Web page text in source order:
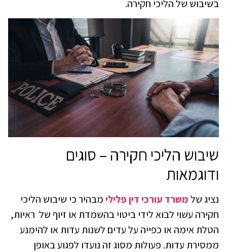
בשיבוש של הליכי חקירה.
שיבוש הליכי חקירה – סוגים
ודוגמאות
נציג שלמשרד עורכי דין פלילימבהיר כי שיבוש הליכי
חקירה עשוי לבוא לידי ביטוי בהשמדת או זיוף של ראיות,
הטלת אימה או כפייה על עדים לשנות עדות או להימנע
ממסירת עדות. פעולות מסוג זה נועדו לפגוע באופן